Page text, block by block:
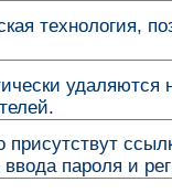
технология,
пароля и